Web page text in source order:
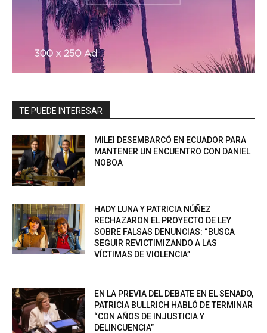
TE PUEDE INTERESAR
MILEI DESEMBARCÓ EN ECUADOR PARA
MANTENER UN ENCUENTRO CON DANIEL
NOBOA
HADY LUNA Y PATRICIA NÚÑEZ
RECHAZARON EL PROYECTO DE LEY
SOBRE FALSAS DENUNCIAS: “BUSCA
SEGUIR REVICTIMIZANDO A LAS
VÍCTIMAS DE VIOLENCIA”
EN LA PREVIA DEL DEBATE EN EL SENADO,
PATRICIA BULLRICH HABLÓ DE TERMINAR
“CON AÑOS DE INJUSTICIA Y
DELINCUENCIA”